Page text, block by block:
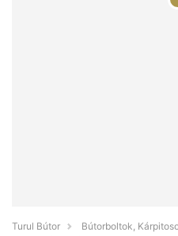
Turul Bútor
Bútorboltok,